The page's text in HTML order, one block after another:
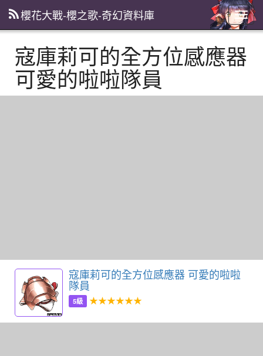
主
選
櫻花大戰-櫻之歌-奇幻資料庫
寇庫莉可的全方位感應器
可愛的啦啦隊員
寇庫莉可的全方位感應器 可愛的啦啦
隊員
5級 ★★★★★★